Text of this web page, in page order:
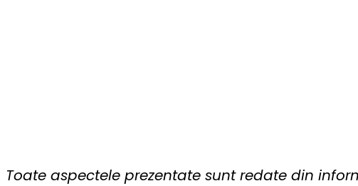
Toate aspectele prezentate sunt redate din